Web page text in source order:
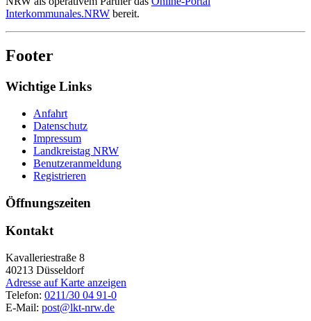
Interkommunales.NRW bereit.
Footer
Wichtige Links
Anfahrt
Datenschutz
Impressum
Landkreistag NRW
Benutzeranmeldung
Registrieren
Öffnungszeiten
Kontakt
Kavalleriestraße 8
40213 Düsseldorf
Adresse auf Karte anzeigen
Telefon: 0211/30 04 91-0
E-Mail: post@lkt-nrw.de